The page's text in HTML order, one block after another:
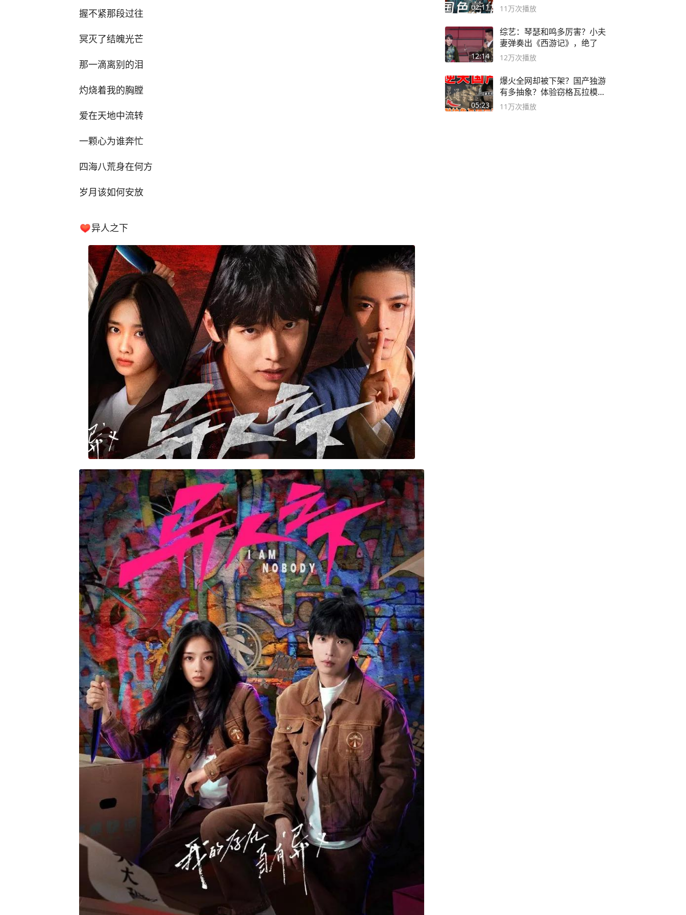
握不紧那段过往
冥灭了结魄光芒
那一滴离别的泪
灼烧着我的胸膛
爱在天地中流转
一颗心为谁奔忙
四海八荒身在何方
岁月该如何安放
异人之下
02:11 奸？
11万次播放
12:14
综艺：琴瑟和鸣多厉害？小夫
妻弹奏出《西游记》，绝了
12万次播放
05:23
爆火全网却被下架？国产独游
有多抽象？体验窃格瓦拉模拟
器！
11万次播放